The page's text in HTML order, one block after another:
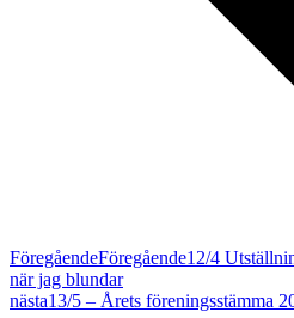
FöregåendeFöregående12/4
när jag blundar
nästa13/5 – Årets föreningsstämma